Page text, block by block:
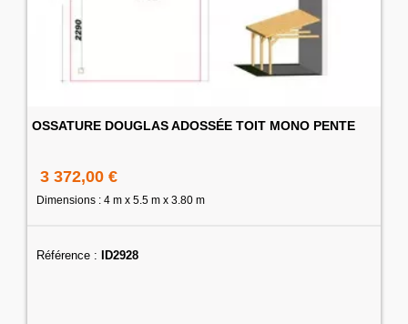
OSSATURE DOUGLAS ADOSSÉE TOIT MONO PENTE
3 372,00 €
Dimensions : 4 m x 5.5 m x 3.80 m
Référence : ID2928